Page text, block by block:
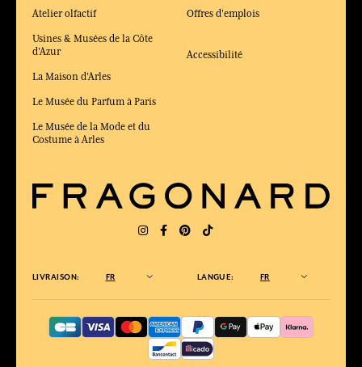
Atelier olfactif
Usines & Musées de la Côte
d'Azur
La Maison d'Arles
Le Musée du Parfum à Paris
Le Musée de la Mode et du
Costume à Arles
Offres d'emplois
Accessibilité
LIVRAISON: FR LANGUE: FR